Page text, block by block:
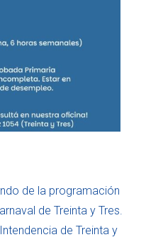
de la programación
de Treinta y Tres.
de Treinta y